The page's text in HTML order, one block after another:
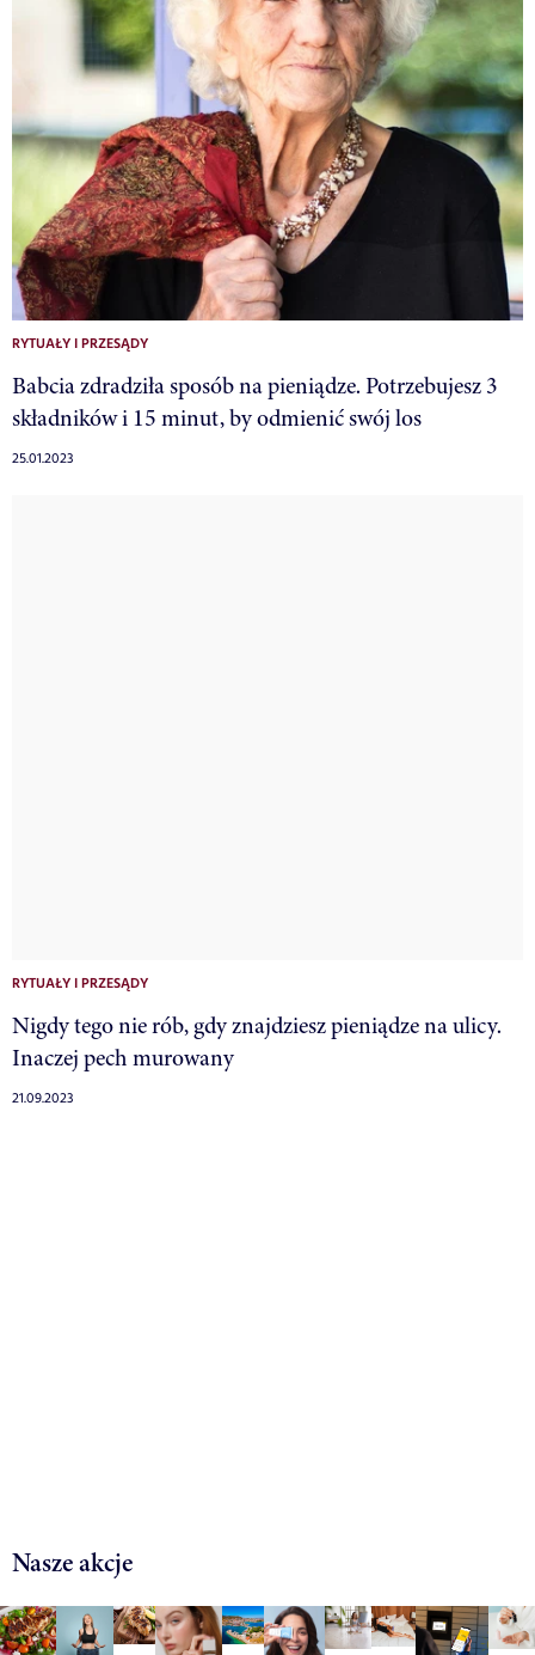
RYTUAŁY I PRZESĄDY
Babcia zdradziła sposób na pieniądze. Potrzebujesz 3
składników i 15 minut, by odmienić swój los
25.01.2023
RYTUAŁY I PRZESĄDY
Nigdy tego nie rób, gdy znajdziesz pieniądze na ulicy.
Inaczej pech murowany
21.09.2023
Nasze akcje